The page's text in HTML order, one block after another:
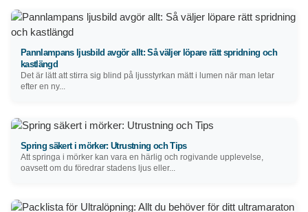
Pannlampans ljusbild avgör allt: Så väljer löpare rätt spridning och
kastlängd
Det är lätt att stirra sig blind på ljusstyrkan mätt i lumen när man letar
efter en ny...
Spring säkert i mörker: Utrustning och Tips
Att springa i mörker kan vara en härlig och rogivande upplevelse,
oavsett om du föredrar stadens ljus eller...